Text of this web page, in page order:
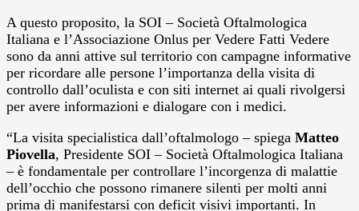
A questo proposito, la SOI – Società Oftalmologica
Italiana e l’Associazione Onlus per Vedere Fatti Vedere
sono da anni attive sul territorio con campagne informative
per ricordare alle persone l’importanza della visita di
controllo dall’oculista e con siti internet ai quali rivolgersi
per avere informazioni e dialogare con i medici.
“La visita specialistica dall’oftalmologo – spiega Matteo
Piovella, Presidente SOI – Società Oftalmologica Italiana
– è fondamentale per controllare l’incorgenza di malattie
dell’occhio che possono rimanere silenti per molti anni
prima di manifestarsi con deficit visivi importanti. In